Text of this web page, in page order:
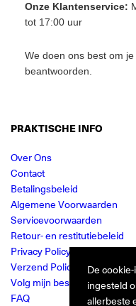
Onze Klantenservice:
tot 17:00 uur
We doen ons best om
beantwoorden.
PRAKTISCHE INFO
Over Ons
Contact
Betalingsbeleid
Algemene Voorwaarden
Servicevoorwaarden
Retour- en restitutiebeleid
Privacy Policy
Verzend Policy
Volg mijn bestelling
FAQ
De
ingesteld
allerbeste